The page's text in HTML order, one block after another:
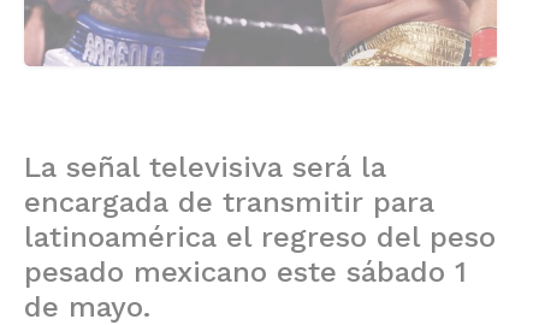
La señal televisiva será la
encargada de transmitir para
latinoamérica el regreso del peso
pesado mexicano este sábado 1
de mayo.